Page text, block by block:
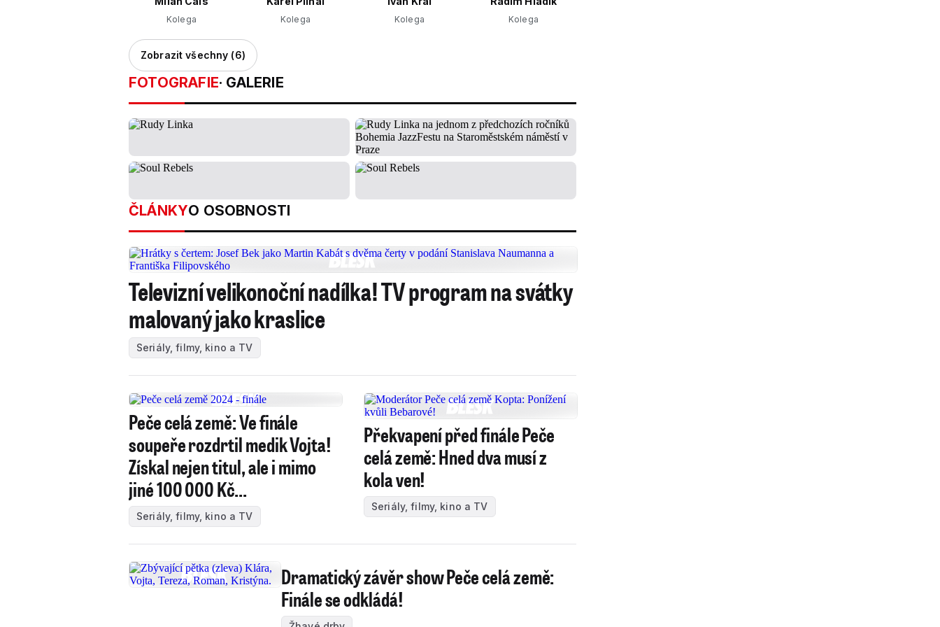
Kolega Kolega Kolega Kolega
Zobrazit všechny (6)
FOTOGRAFIE· GALERIE
ČLÁNKYO OSOBNOSTI
Televizní velikonoční nadílka! TV program na svátky
malovaný jako kraslice
Seriály, filmy, kino a TV
Peče celá země: Ve finále
soupeře rozdrtil medik Vojta!
Získal nejen titul, ale i mimo
jiné 100 000 Kč...
Seriály, filmy, kino a TV
Překvapení před finále Peče
celá země: Hned dva musí z
kola ven!
Seriály, filmy, kino a TV
Dramatický závěr show Peče celá země:
Finále se odkládá!